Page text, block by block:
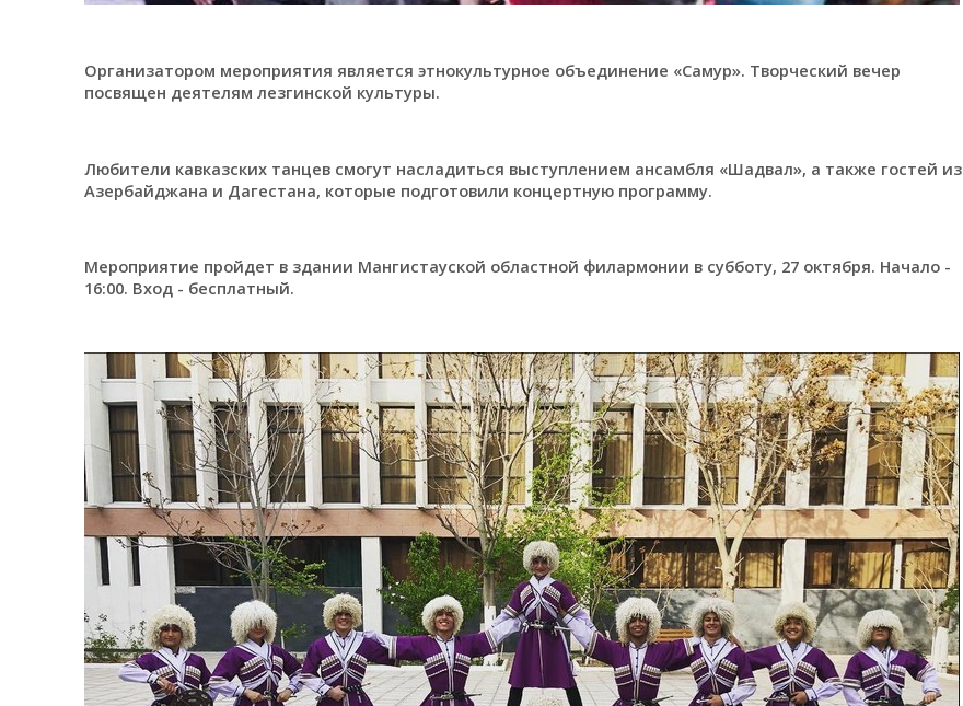
Организатором мероприятия является этнокультурное объединение «Самур». Творческий вечер
посвящен деятелям лезгинской культуры.
Любители кавказских танцев смогут насладиться выступлением ансамбля «Шадвал», а также гостей из
Азербайджана и Дагестана, которые подготовили концертную программу.
Мероприятие пройдет в здании Мангистауской областной филармонии в субботу, 27 октября. Начало -
16:00. Вход - бесплатный.